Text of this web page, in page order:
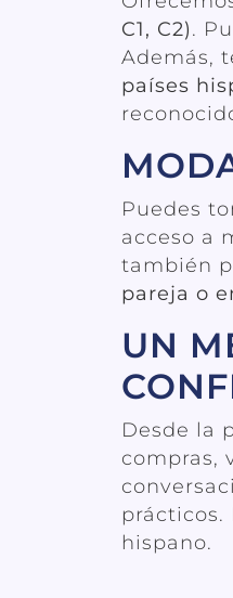
C1, C2).
Además,
países
Puedes
acceso a
también
pareja o
UN
Desde la
compras,
hispano.